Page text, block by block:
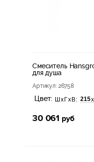
Смеситель
для душа
Артикул: 26758
Цвет: ШхГхВ: 215х
30 061 руб